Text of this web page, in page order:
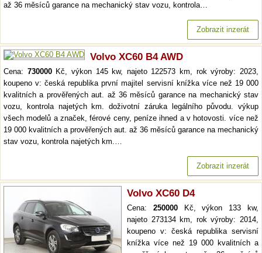
až 36 měsíců garance na mechanický stav vozu, kontrola…
Zobrazit inzerát
Volvo XC60 B4 AWD
Cena: 730000Kč, výkon 145 kw, najeto 122573 km, rok výroby: 2023,
koupeno v: česká republika první majitel servisní knížka více než 19 000
kvalitních a prověřených aut. až 36 měsíců garance na mechanický stav
vozu, kontrola najetých km. doživotní záruka legálního původu. výkup
všech modelů a značek, férové ceny, peníze ihned a v hotovosti. více než
19 000 kvalitních a prověřených aut. až 36 měsíců garance na mechanický
stav vozu, kontrola najetých km.…
Zobrazit inzerát
Volvo XC60 D4
Cena: 250000Kč, výkon 133 kw,
najeto 273134 km, rok výroby: 2014,
koupeno v: česká republika servisní
knížka více než 19 000 kvalitních a